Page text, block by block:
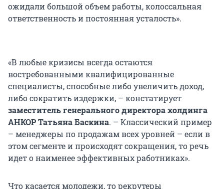
ожидали большой объем работы, колоссальная
ответственность и постоянная усталость».
«В любые кризисы всегда остаются
востребованными квалифицированные
специалисты, способные либо увеличить доход,
либо сократить издержки, – констатирует
заместитель генерального директора холдинга
АНКОР Татьяна Баскина. – Классический пример
– менеджеры по продажам всех уровней – если в
этом сегменте и происходят сокращения, то речь
идет о наименее эффективных работниках».
Что касается молодежи, то рекрутеры